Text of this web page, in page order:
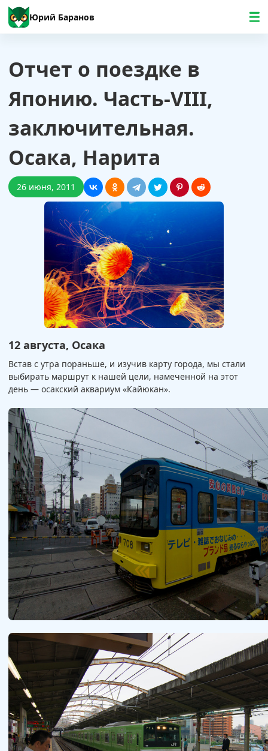
Юрий Баранов
Отчет о поездке в
Японию. Часть-VIII,
заключительная.
Осака, Нарита
26 июня, 2011
12 августа, Осака
Встав с утра пораньше, и изучив карту города, мы стали
выбирать маршрут к нашей цели, намеченной на этот
день — осакский аквариум «Кайюкан».